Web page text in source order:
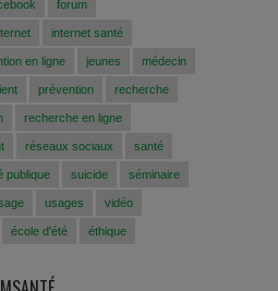
forum
internet santé
en ligne jeunes médecin
prévention recherche
recherche en ligne
réseaux sociaux santé
publique suicide séminaire
usages vidéo
école d'été éthique